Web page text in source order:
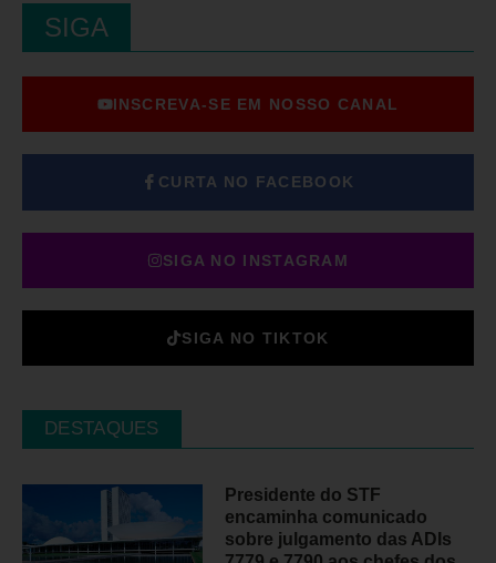
SIGA
INSCREVA-SE EM NOSSO CANAL
CURTA NO FACEBOOK
SIGA NO INSTAGRAM
SIGA NO TIKTOK
DESTAQUES
Presidente do STF
encaminha comunicado
sobre julgamento das ADIs